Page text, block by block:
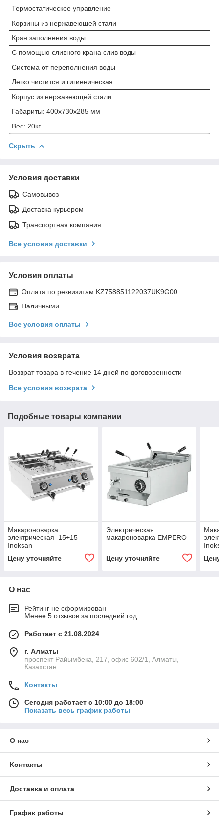
Термостатическое управление
Корзины из нержавеющей стали
Кран заполнения воды
С помощью сливного крана слив воды
Система от переполнения воды
Легко чистится и гигиеническая
Корпус из нержавеющей стали
Габариты: 400x730x285 мм
Вес: 20кг
Скрыть
Условия доставки
Самовывоз
Доставка курьером
Транспортная компания
Все условия доставки
Условия оплаты
Оплата по реквизитам KZ758851122037UK9G00
Наличными
Все условия оплаты
Условия возврата
Возврат товара в течение 14 дней по договоренности
Все условия возврата
Подобные товары компании
Макароноварка
электрическая 15+15
Inoksan
Цену уточняйте
Электрическая
макароноварка EMPERO
Цену уточняйте
О нас
Рейтинг не сформирован
Менее 5 отзывов за последний год
Работает с 21.08.2024
г. Алматы
проспект Райымбека, 217, офис 602/1, Алматы,
Казахстан
Контакты
Сегодня работает с 10:00 до 18:00
Показать весь график работы
О нас
Контакты
Доставка и оплата
График работы